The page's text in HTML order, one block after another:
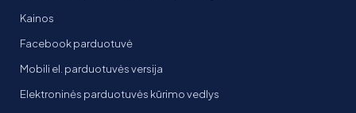
Kainos
Facebook parduotuvė
Mobili el. parduotuvės versija
Elektroninės parduotuvės kūrimo vedlys